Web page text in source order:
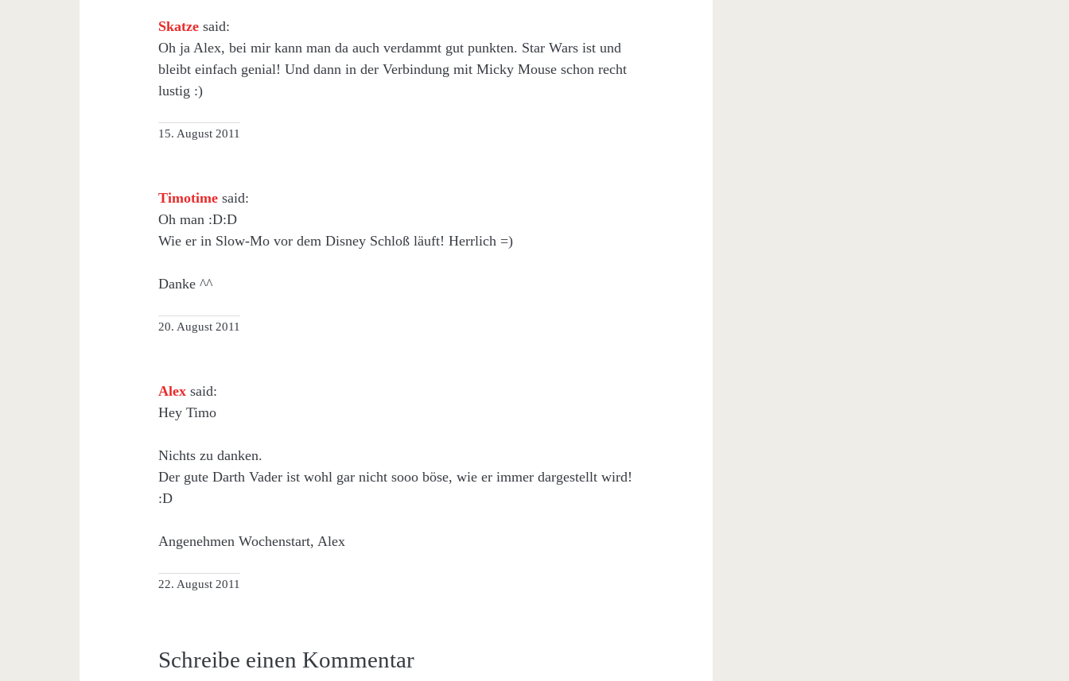
Skatze said:
Oh ja Alex, bei mir kann man da auch verdammt gut punkten. Star Wars ist und
bleibt einfach genial! Und dann in der Verbindung mit Micky Mouse schon recht
lustig :)
15. August 2011
Timotime said:
Oh man :D:D
Wie er in Slow-Mo vor dem Disney Schloß läuft! Herrlich =)
Danke ^^
20. August 2011
Alex said:
Hey Timo
Nichts zu danken.
Der gute Darth Vader ist wohl gar nicht sooo böse, wie er immer dargestellt wird!
:D
Angenehmen Wochenstart, Alex
22. August 2011
Schreibe einen Kommentar